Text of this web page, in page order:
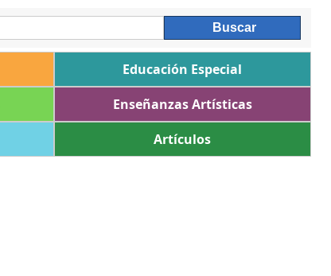
Educación Especial
Enseñanzas Artísticas
Artículos